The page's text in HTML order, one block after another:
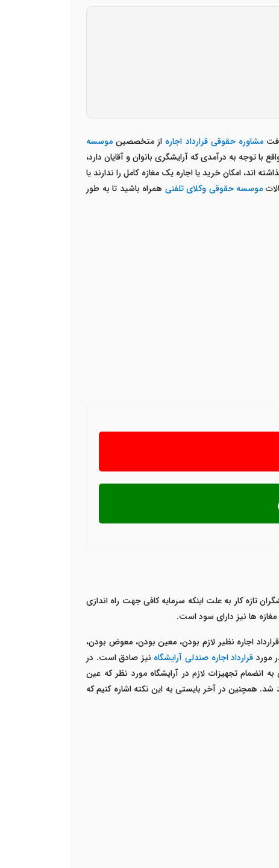
مشاوره حقوقی قرارداد اجاره از متخصصین موسسه
توجه به درآمدی که آرایشگری بانوان و آقایان دارد،
اند، امکان خرید یا اجاره یک مغازه کامل را ندارند یا
موسسه حقوقی وکلای تلفنی همراه باشید تا به طور
تازه کار به علت اینکه سرمایه کافی جهت راه اندازی
ها نیز دارای سود است.
اجاره نظیر لازم بودن، معین بودن، معوض بودن،
مورد قرارداد اجاره صندلی آرایشگاه نیز صادق است. در
انضمام تجهیزات لازم در آرایشگاه مورد نظر که عین
همچنین در آخر بایستی به این نکته اشاره کنیم که